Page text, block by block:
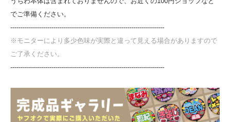
でご準備ください。
---------------------------------------------------------------------------
※モニターにより多少色味が実際と違って見える場合がありますので
ご了承ください。
---------------------------------------------------------------------------